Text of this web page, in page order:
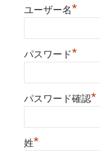
ユーザー名*
パスワード*
パスワード確認*
姓*